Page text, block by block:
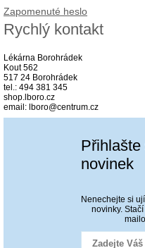
Zapomenuté heslo
Rychlý kontakt
Lékárna Borohrádek
Kout 562
517 24 Borohrádek
tel.: 494 381 345
shop.lboro.cz
email: lboro@centrum.cz
Přihlašte
novinek
Nenechejte si
novinky.